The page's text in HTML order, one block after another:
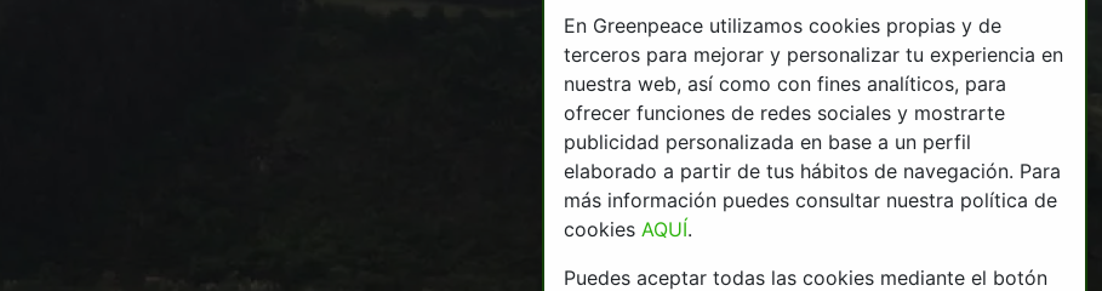
En Greenpeace utilizamos cookies propias y de
terceros para mejorar y personalizar tu experiencia en
nuestra web, así como con fines analíticos, para
ofrecer funciones de redes sociales y mostrarte
publicidad personalizada en base a un perfil
elaborado a partir de tus hábitos de navegación. Para
más información puedes consultar nuestra política de
cookies AQUÍ.
Puedes aceptar todas las cookies mediante el botón